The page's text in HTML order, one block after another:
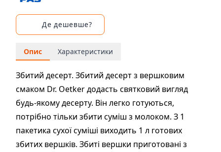
Де дешевше?
Опис Характеристики
Збитий десерт. Збитий десерт з вершковим
смаком Dr. Oetker додасть святковий вигляд
будь-якому десерту. Він легко готуються,
потрібно тільки збити суміш з молоком. З 1
пакетика сухої суміші виходить 1 л готових
збитих вершків. Збиті вершки приготовані з